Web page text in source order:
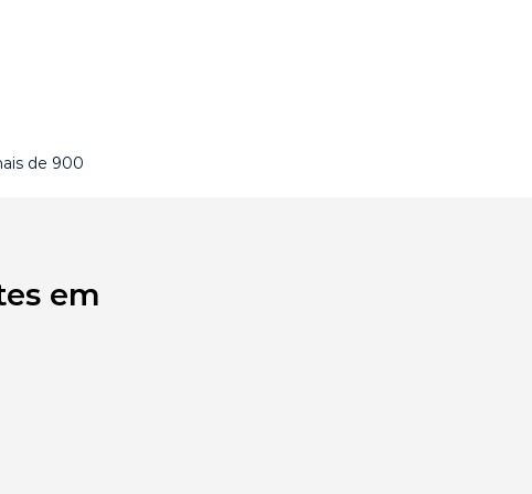
de 900
em